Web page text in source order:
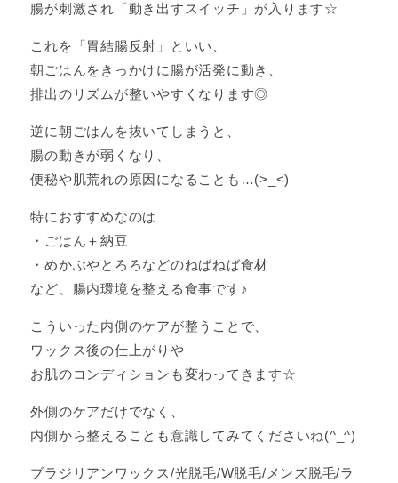
腸が刺激され「動き出すスイッチ」が入ります☆
これを「胃結腸反射」といい、
朝ごはんをきっかけに腸が活発に動き、
排出のリズムが整いやすくなります◎
逆に朝ごはんを抜いてしまうと、
腸の動きが弱くなり、
便秘や肌荒れの原因になることも…(>_<)
特におすすめなのは
・ごはん＋納豆
・めかぶやとろろなどのねばねば食材
など、腸内環境を整える食事です♪
こういった内側のケアが整うことで、
ワックス後の仕上がりや
お肌のコンディションも変わってきます☆
外側のケアだけでなく、
内側から整えることも意識してみてくださいね(^_^)
ブラジリアンワックス/光脱毛/W脱毛/メンズ脱毛/ラ